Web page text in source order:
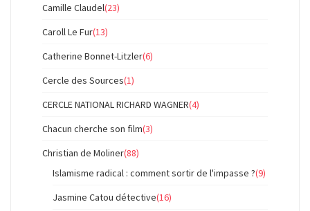
Camille Claudel(23)
Caroll Le Fur(13)
Catherine Bonnet-Litzler(6)
Cercle des Sources(1)
CERCLE NATIONAL RICHARD WAGNER(4)
Chacun cherche son film(3)
Christian de Moliner(88)
Islamisme radical : comment sortir de l'impasse ?(9)
Jasmine Catou détective(16)